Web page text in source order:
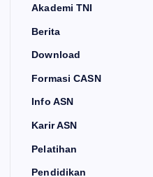
Akademi TNI
Berita
Download
Formasi CASN
Info ASN
Karir ASN
Pelatihan
Pendidikan